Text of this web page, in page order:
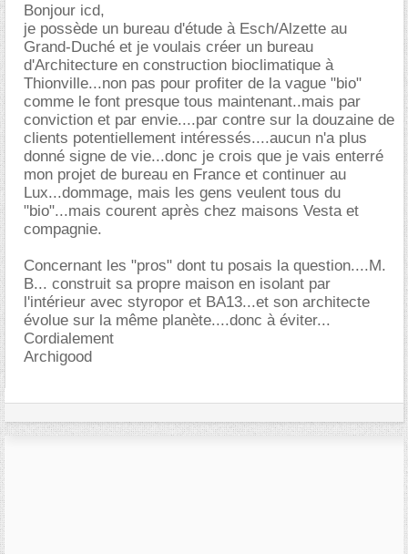
Bonjour icd,
je possède un bureau d'étude à Esch/Alzette au
Grand-Duché et je voulais créer un bureau
d'Architecture en construction bioclimatique à
Thionville...non pas pour profiter de la vague "bio"
comme le font presque tous maintenant..mais par
conviction et par envie....par contre sur la douzaine de
clients potentiellement intéressés....aucun n'a plus
donné signe de vie...donc je crois que je vais enterré
mon projet de bureau en France et continuer au
Lux...dommage, mais les gens veulent tous du
"bio"...mais courent après chez maisons Vesta et
compagnie.
Concernant les "pros" dont tu posais la question....M.
B... construit sa propre maison en isolant par
l'intérieur avec styropor et BA13...et son architecte
évolue sur la même planète....donc à éviter...
Cordialement
Archigood